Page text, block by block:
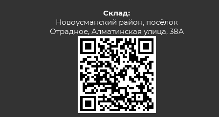
Склад:
Новоусманский район, посёлок
Отрадное, Алматинская улица, 38А